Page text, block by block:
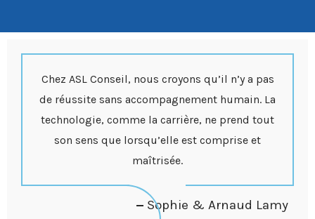
Chez ASL Conseil, nous croyons qu’il n’y a pas
de réussite sans accompagnement humain. La
technologie, comme la carrière, ne prend tout
son sens que lorsqu’elle est comprise et
maîtrisée.
Sophie & Arnaud Lamy